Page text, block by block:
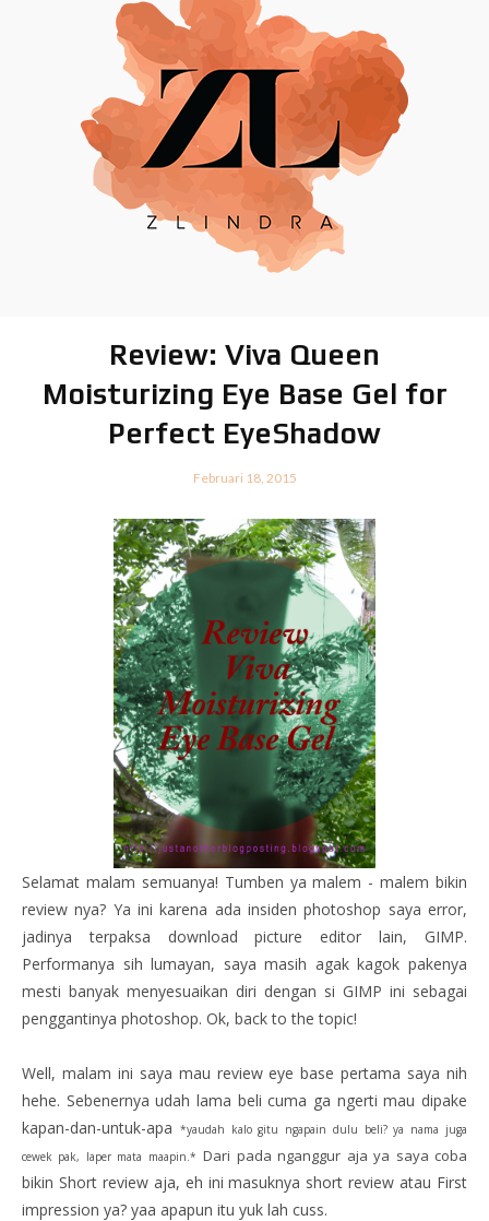
Review: Viva Queen
Moisturizing Eye Base Gel for
Perfect EyeShadow
Februari 18, 2015
Selamat malam semuanya! Tumben ya malem - malem bikin
review nya? Ya ini karena ada insiden photoshop saya error,
jadinya terpaksa download picture editor lain, GIMP.
Performanya sih lumayan, saya masih agak kagok pakenya
mesti banyak menyesuaikan diri dengan si GIMP ini sebagai
penggantinya photoshop. Ok, back to the topic!
Well, malam ini saya mau review eye base pertama saya nih
hehe. Sebenernya udah lama beli cuma ga ngerti mau dipake
kapan-dan-untuk-apa *yaudah kalo gitu ngapain dulu beli? ya nama juga
cewek pak, laper mata maapin.* Dari pada nganggur aja ya saya coba
bikin Short review aja, eh ini masuknya short review atau First
impression ya? yaa apapun itu yuk lah cuss.